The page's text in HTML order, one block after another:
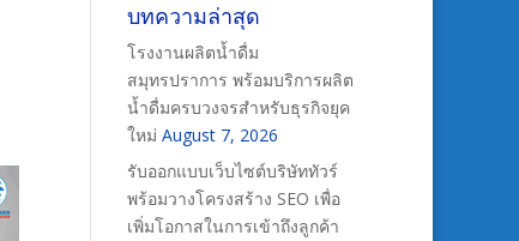
บทความล่าสุด
โรงงานผลิตน้ำดื่ม
สมุทรปราการ พร้อมบริการผลิต
น้ำดื่มครบวงจรสำหรับธุรกิจยุค
ใหม่ August 7, 2026
รับออกแบบเว็บไซต์บริษัททัวร์
พร้อมวางโครงสร้าง SEO เพื่อ
เพิ่มโอกาสในการเข้าถึงลูกค้า